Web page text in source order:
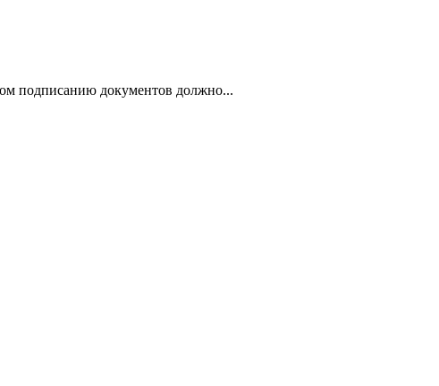
подписанию документов должно...